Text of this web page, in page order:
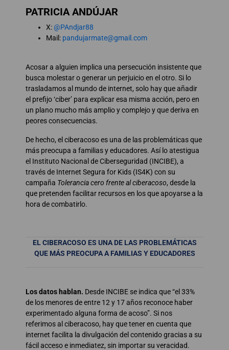
PATRICIA ANDÚJAR
X:@PAndjar88
Mail: pandujarmate@gmail.com
Acosar a alguien implica una persecución insistente que
busca molestar o generar un perjuicio en el otro. Si lo
trasladamos al mundo de internet, solo hay que añadir
el prefijo ‘ciber’ para explicar esa misma acción, pero en
un plano mucho más amplio y complejo y que deriva en
peores consecuencias.
De hecho, el ciberacoso es una de las problemáticas que
más preocupa a familias y educadores. Así lo atestigua
el Instituto Nacional de Ciberseguridad (INCIBE), a
través de Internet Segura for Kids (IS4K) con su
campaña Tolerancia cero frente al ciberacoso, desde la
que pretenden facilitar recursos en los que apoyarse a la
hora de combatirlo.
EL CIBERACOSO ES UNA DE LAS PROBLEMÁTICAS
QUE MÁS PREOCUPA A FAMILIAS Y EDUCADORES
Los datos hablan. Desde INCIBE se indica que “el 33%
de los menores de entre 12 y 17 años reconoce haber
experimentado alguna forma de acoso”. Si nos
referimos al ciberacoso, hay que tener en cuenta que
internet facilita la divulgación del contenido gracias a su
fácil acceso e inmediatez, sin importar su veracidad.